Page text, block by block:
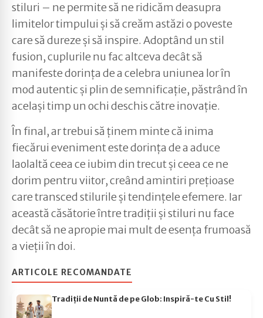
stiluri – ne permite să ne ridicăm deasupra
limitelor timpului și să creăm astăzi o poveste
care să dureze și să inspire. Adoptând un stil
fusion, cuplurile nu fac altceva decât să
manifeste dorința de a celebra uniunea lor în
mod autentic și plin de semnificație, păstrând în
același timp un ochi deschis către inovație.
În final, ar trebui să ținem minte că inima
fiecărui eveniment este dorința de a aduce
laolaltă ceea ce iubim din trecut și ceea ce ne
dorim pentru viitor, creând amintiri prețioase
care transced stilurile și tendințele efemere. Iar
această căsătorie între tradiții și stiluri nu face
decât să ne apropie mai mult de esența frumoasă
a vieții în doi.
ARTICOLE RECOMANDATE
Tradiții de Nuntă de pe Glob: Inspiră-te Cu Stil!